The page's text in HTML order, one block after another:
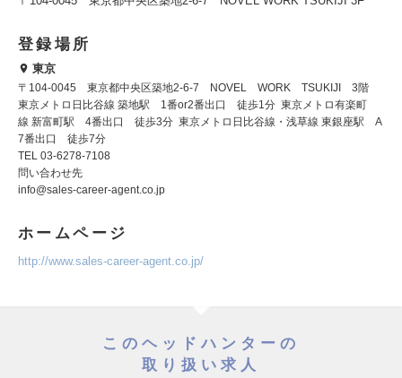
登録場所
東京
〒104-0045 東京都中央区築地2-6-7 NOVEL WORK TSUKIJI 3階
東京メトロ日比谷線 築地駅 1番or2番出口 徒歩1分 東京メトロ有楽町
線 新富町駅 4番出口 徒歩3分 東京メトロ日比谷線・浅草線 東銀座駅 A
7番出口 徒歩7分
TEL 03-6278-7108
問い合わせ先
info@sales-career-agent.co.jp
ホームページ
http://www.sales-career-agent.co.jp/
このヘッドハンターの
取り扱い求人